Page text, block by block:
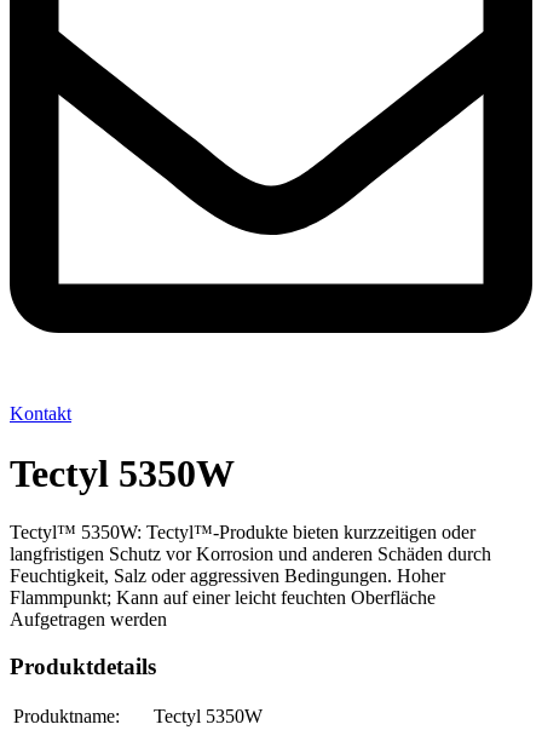
Kontakt
Tectyl 5350W
Tectyl™ 5350W: Tectyl™-Produkte bieten kurzzeitigen oder
langfristigen Schutz vor Korrosion und anderen Schäden durch
Feuchtigkeit, Salz oder aggressiven Bedingungen. Hoher
Flammpunkt; Kann auf einer leicht feuchten Oberfläche
Aufgetragen werden
Produktdetails
Produktname:
Tectyl 5350W